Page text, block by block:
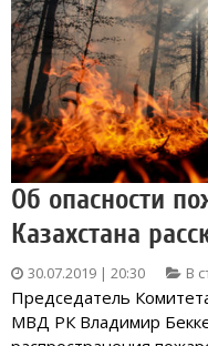
Об опасности
Казахстана
30.07.2019 | 20:30 В
Председатель
МВД РК Владимир